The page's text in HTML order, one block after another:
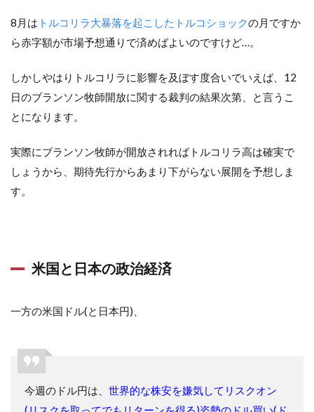
8月は トルコリラ大暴落を起こしたトルコショックの月ですか
ら赤字額が市場予想通りで済めばよいのですけど…。
しかしやはりトルコリラに影響を及ぼす度合いでいえば、12
日のブランソン牧師開放に関する裁判の結果次第、と言うこ
とになります。
実際にブランソン牧師が開放されればトルコリラ高は確実で
しょうから、期待先行からあまり下がらない展開を予想しま
す。
米国と日本の政治経済
一方の米国ドル(と日本円)、
今週のドル円は、 世界的な株安を嫌気してリスクオン